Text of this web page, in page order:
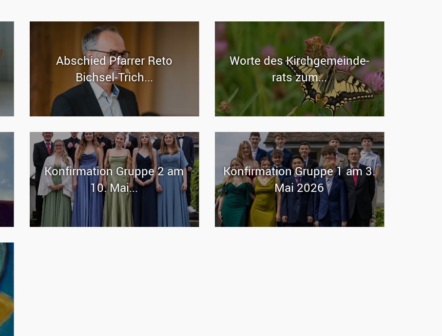
Ab­schied Pfar­rer Reto
Bichsel-​Trich...
Worte des Kirch­ge­mein­de­
rats zum...
Kon­fir­ma­ti­on Grup­pe 2 am
10. Mai...
Kon­fir­ma­ti­on Grup­pe 1 am 3.
Mai 2026